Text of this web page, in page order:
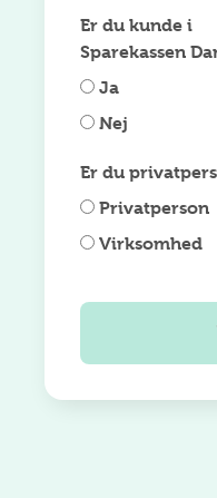
Er du kunde i
Sparekassen
Ja
Nej
Er du
Privatperson
Virksomhed